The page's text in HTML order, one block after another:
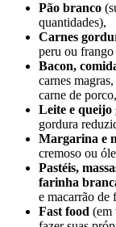
Pão branco
quantidades),
Carnes
peru ou frango
Bacon,
carnes
carne de
Leite e queijo
gordura
Margarina e
cremoso ou
Pastéis,
farinha
e macarrão de
Fast food (em